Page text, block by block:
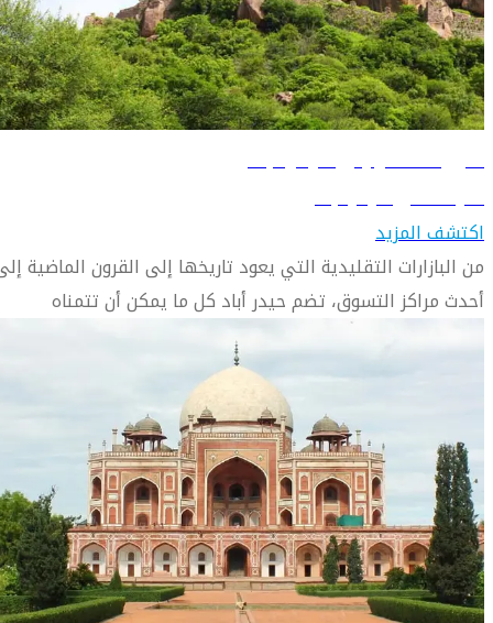
دليل السفر إلى حيدر أباد
تعرّف على حيدر أباد
اكتشف المزيد
من البازارات التقليدية التي يعود تاريخها إلى القرون الماضية
أحدث مراكز التسوق، تضم حيدر أباد كل ما يمكن أن تتمناه